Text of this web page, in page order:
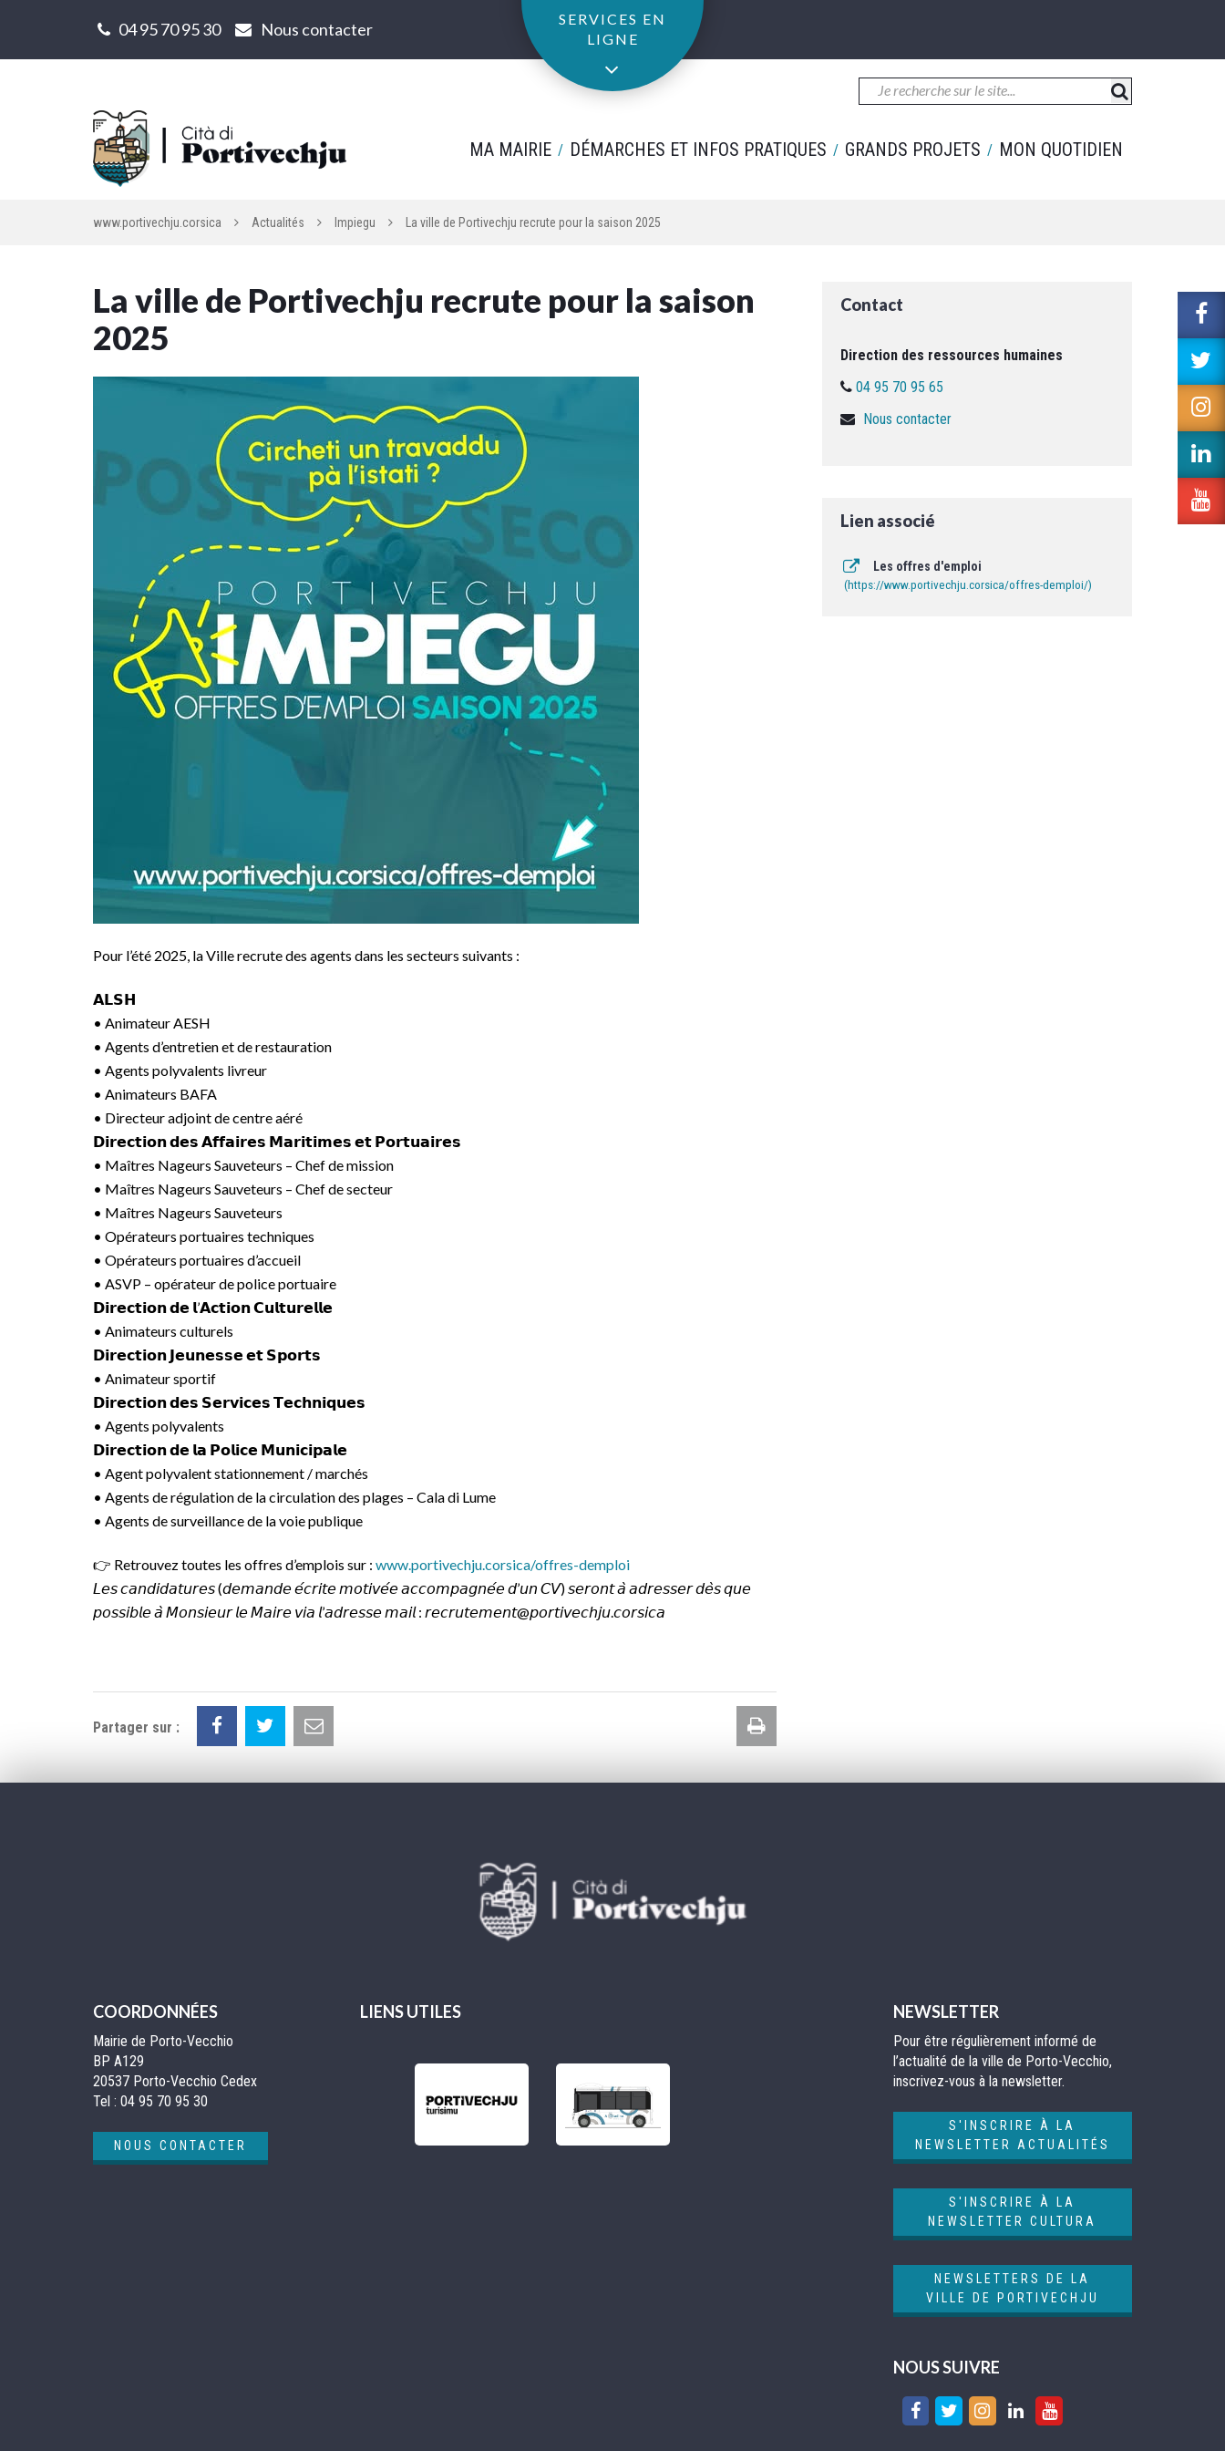
SERVICES EN
LIGNE
04 95 70 95 30 Nous contacter
MA MAIRIE DÉMARCHES ET INFOS PRATIQUES GRANDS PROJETS MON QUOTIDIEN
www.portivechju.corsica Actualités Impiegu La ville de Portivechju recrute pour la saison 2025
La ville de Portivechju recrute pour la saison
2025
Pour l’été 2025, la Ville recrute des agents dans les secteurs suivants :
𝗔𝗟𝗦𝗛
• Animateur AESH
• Agents d’entretien et de restauration
• Agents polyvalents livreur
• Animateurs BAFA
• Directeur adjoint de centre aéré
𝗗𝗶𝗿𝗲𝗰𝘁𝗶𝗼𝗻 𝗱𝗲𝘀 𝗔𝗳𝗳𝗮𝗶𝗿𝗲𝘀 𝗠𝗮𝗿𝗶𝘁𝗶𝗺𝗲𝘀 𝗲𝘁 𝗣𝗼𝗿𝘁𝘂𝗮𝗶𝗿𝗲𝘀
• Maîtres Nageurs Sauveteurs – Chef de mission
• Maîtres Nageurs Sauveteurs – Chef de secteur
• Maîtres Nageurs Sauveteurs
• Opérateurs portuaires techniques
• Opérateurs portuaires d’accueil
• ASVP – opérateur de police portuaire
𝗗𝗶𝗿𝗲𝗰𝘁𝗶𝗼𝗻 𝗱𝗲 𝗹’𝗔𝗰𝘁𝗶𝗼𝗻 𝗖𝘂𝗹𝘁𝘂𝗿𝗲𝗹𝗹𝗲
• Animateurs culturels
𝗗𝗶𝗿𝗲𝗰𝘁𝗶𝗼𝗻 𝗝𝗲𝘂𝗻𝗲𝘀𝘀𝗲 𝗲𝘁 𝗦𝗽𝗼𝗿𝘁𝘀
• Animateur sportif
𝗗𝗶𝗿𝗲𝗰𝘁𝗶𝗼𝗻 𝗱𝗲𝘀 𝗦𝗲𝗿𝘃𝗶𝗰𝗲𝘀 𝗧𝗲𝗰𝗵𝗻𝗶𝗾𝘂𝗲𝘀
• Agents polyvalents
𝗗𝗶𝗿𝗲𝗰𝘁𝗶𝗼𝗻 𝗱𝗲 𝗹𝗮 𝗣𝗼𝗹𝗶𝗰𝗲 𝗠𝘂𝗻𝗶𝗰𝗶𝗽𝗮𝗹𝗲
• Agent polyvalent stationnement / marchés
• Agents de régulation de la circulation des plages – Cala di Lume
• Agents de surveillance de la voie publique
👉 Retrouvez toutes les offres d’emplois sur : www.portivechju.corsica/offres-demploi
𝘓𝘦𝘴 𝘤𝘢𝘯𝘥𝘪𝘥𝘢𝘵𝘶𝘳𝘦𝘴 (𝘥𝘦𝘮𝘢𝘯𝘥𝘦 𝘦́𝘤𝘳𝘪𝘵𝘦 𝘮𝘰𝘵𝘪𝘷𝘦́𝘦 𝘢𝘤𝘤𝘰𝘮𝘱𝘢𝘨𝘯𝘦́𝘦 𝘥’𝘶𝘯 𝘊𝘝) 𝘴𝘦𝘳𝘰𝘯𝘵 𝘢̀ 𝘢𝘥𝘳𝘦𝘴𝘴𝘦𝘳 𝘥𝘦̀𝘴 𝘲𝘶𝘦
𝘱𝘰𝘴𝘴𝘪𝘣𝘭𝘦 𝘢̀ 𝘔𝘰𝘯𝘴𝘪𝘦𝘶𝘳 𝘭𝘦 𝘔𝘢𝘪𝘳𝘦 𝘷𝘪𝘢 𝘭’𝘢𝘥𝘳𝘦𝘴𝘴𝘦 𝘮𝘢𝘪𝘭 : 𝘳𝘦𝘤𝘳𝘶𝘵𝘦𝘮𝘦𝘯𝘵@𝘱𝘰𝘳𝘵𝘪𝘷𝘦𝘤𝘩𝘫𝘶.𝘤𝘰𝘳𝘴𝘪𝘤𝘢
Contact
Direction des ressources humaines
04 95 70 95 65
Nous contacter
Lien associé
Les offres d'emploi
https://www.portivechju.corsica/offres-demploi/
Partager sur :
la
page
COORDONNÉES
Mairie de Porto-Vecchio
BP A129
20537 Porto-Vecchio Cedex
Tel : 04 95 70 95 30
NOUS CONTACTER
LIENS UTILES NEWSLETTER
Pour être régulièrement informé de
l’actualité de la ville de Porto-Vecchio,
inscrivez-vous à la newsletter.
S'INSCRIRE À LA
NEWSLETTER ACTUALITÉS
S'INSCRIRE À LA
NEWSLETTER CULTURA
NEWSLETTERS DE LA
VILLE DE PORTIVECHJU
NOUS SUIVRE
Lien
Lien
Lien
Lien